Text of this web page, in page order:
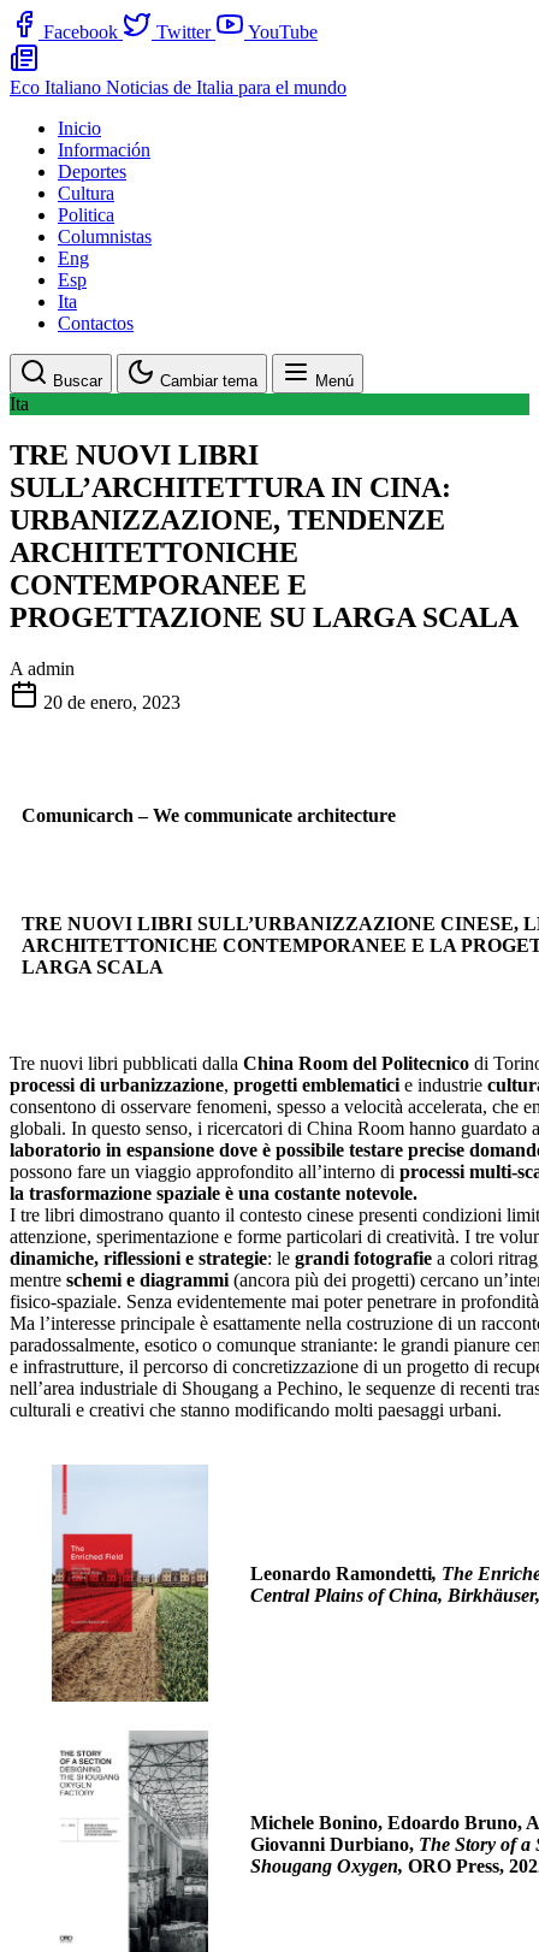
Facebook Twitter YouTube
Eco Italiano Noticias de Italia para el mundo
Inicio
Información
Deportes
Cultura
Politica
Columnistas
Eng
Esp
Ita
Contactos
Buscar Cambiar tema Menú
Ita
TRE NUOVI LIBRI
SULL’ARCHITETTURA IN CINA:
URBANIZZAZIONE, TENDENZE
ARCHITETTONICHE
CONTEMPORANEE E
PROGETTAZIONE SU LARGA SCALA
A admin
20 de enero, 2023
Comunicarch – We communicate architecture
TRE NUOVI LIBRI SULL’URBANIZZAZIONE CINESE,
ARCHITETTONICHE CONTEMPORANEE E LA
LARGA SCALA
Tre nuovi libri pubblicati dalla China Room del Politecnico di
processi di urbanizzazione, progetti emblematici e industrie
consentono di osservare fenomeni, spesso a velocità accelerata, che
globali. In questo senso, i ricercatori di China Room hanno guardato
laboratorio in espansione dove è possibile testare precise
possono fare un viaggio approfondito all’interno di processi multi-
la trasformazione spaziale è una costante notevole.
I tre libri dimostrano quanto il contesto cinese presenti condizioni
attenzione, sperimentazione e forme particolari di creatività. I tre
dinamiche, riflessioni e strategie: le grandi fotografie a colori
mentre schemi e diagrammi (ancora più dei progetti) cercano
fisico-spaziale. Senza evidentemente mai poter penetrare in
Ma l’interesse principale è esattamente nella costruzione di un
paradossalmente, esotico o comunque straniante: le grandi pianure
e infrastrutture, il percorso di concretizzazione di un progetto di
nell’area industriale di Shougang a Pechino, le sequenze di recenti
culturali e creativi che stanno modificando molti paesaggi urbani.
Leonardo Ramondetti, The
Central Plains of China,
Michele Bonino, Edoardo Bruno,
Giovanni Durbiano, The Story of a
Shougang Oxygen, ORO Press,